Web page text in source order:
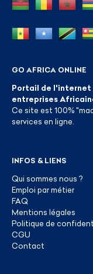
GO AFRICA ONLINE
Portail de l'internet
entreprises
Ce site est 100%
services en ligne.
INFOS & LIENS
Qui sommes nous ?
Emploi par métier
FAQ
Mentions légales
Politique de
CGU
Contact